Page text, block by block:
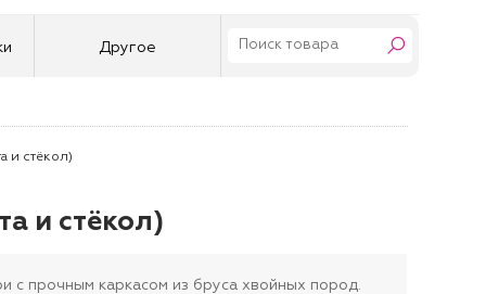
Другое
и стёкол)
и стёкол)
прочным каркасом из бруса хвойных пород.